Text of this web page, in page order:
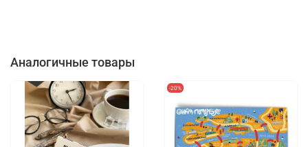
Аналогичные товары
-20%